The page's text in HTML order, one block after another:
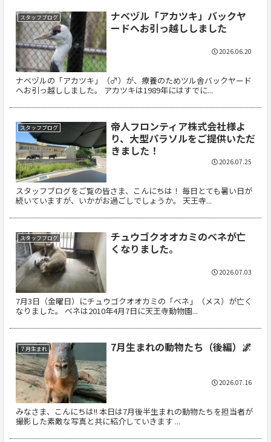
スタッフブログ
ナベヅル「アカツキ」バックヤ
ードへお引っ越ししました
ナベヅルの「アカツキ」（♂）が、療養のためツル舎バックヤード
へお引っ越ししました。 アカツキは1989年にはすでに...
2026.06.20
スタッフブログ
帝人フロンティア株式会社様よ
り、大型パラソルをご提供いただ
きました！
スタッフブログをご覧の皆さま、こんにちは！ 毎日とても暑い日が
続いていますが、いかがお過ごしでしょうか。 天王寺...
2026.07.25
スタッフブログ
チュウゴクオオカミのベネが亡
くなりました。
7月3日（金曜日）にチュウゴクオオカミの「ベネ」（メス）が亡く
なりました。 ベネは2010年4月7日に天王寺動物園...
2026.07.03
７月生まれ 7月生まれの動物たち（後編）🌌
みなさま、こんにちは!! 本日は7月後半生まれの動物たちを担当者が
撮影した素敵な写真と共に紹介していきます ...
2026.07.16